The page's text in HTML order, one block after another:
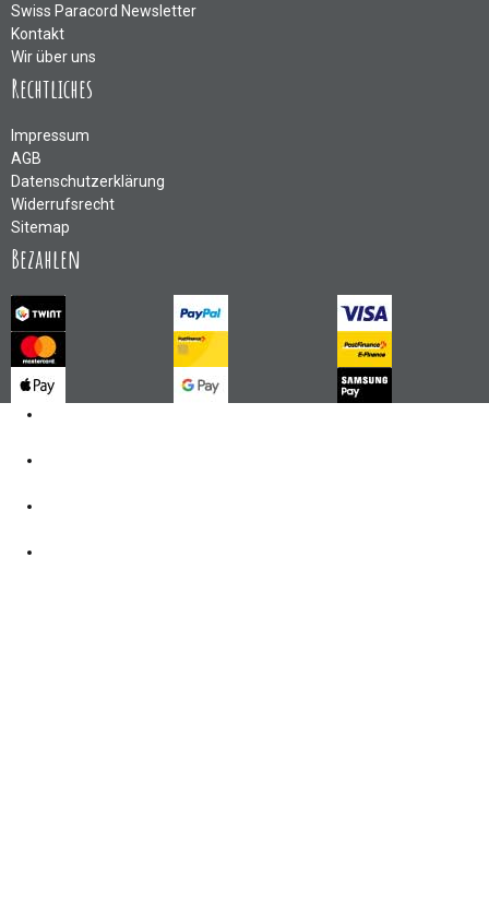
Swiss Paracord Newsletter
Kontakt
Wir über uns
Rechtliches
Impressum
AGB
Datenschutzerklärung
Widerrufsrecht
Sitemap
Bezahlen